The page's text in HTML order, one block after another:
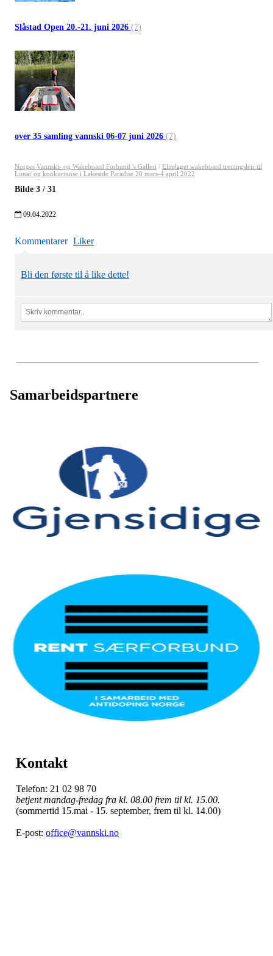
Slåstad Open 20.-21. juni 2026 (7)
over 35 samling vannski 06-07 juni 2026 (7)
Norges Vannski- og Wakeboard Forbund 's Galleri / Elitelaget wakeboard treningsleir til
Lunar og konkurranse i Lakeside Paradise 20 mars-4 april 2022
Bilde 3 / 31
09.04.2022
Kommentarer Liker
Bli den første til å like dette!
Samarbeidspartnere
Kontakt
Telefon: 21 02 98 70
betjent mandag-fredag fra kl. 08.00 frem til kl. 15.00.
(sommertid 15.mai - 15. september, frem til kl. 14.00)
E-post: office@vannski.no